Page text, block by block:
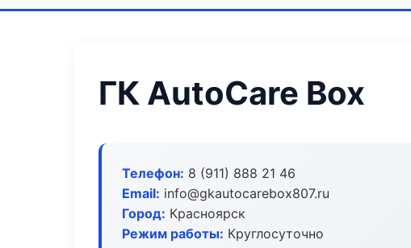
ГК AutoCare Box
Телефон: 8 (911) 888 21 46
Email: info@gkautocarebox807.ru
Город: Красноярск
Режим работы: Круглосуточно